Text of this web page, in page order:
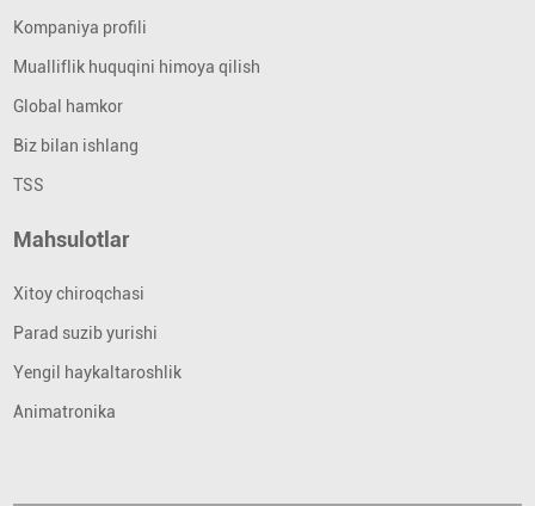
Kompaniya profili
Mualliflik huquqini himoya qilish
Global hamkor
Biz bilan ishlang
TSS
Mahsulotlar
Xitoy chiroqchasi
Parad suzib yurishi
Yengil haykaltaroshlik
Animatronika